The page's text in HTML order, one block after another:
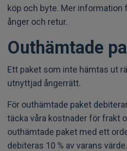
köp och byte. Mer information
ånger och retur.
Outhämtade
Ett paket som inte hämtas ut
utnyttjad ångerrätt.
För outhämtade paket
täcka våra kostnader för frakt
outhämtade paket med ett
debiteras 10 % av varans värde.